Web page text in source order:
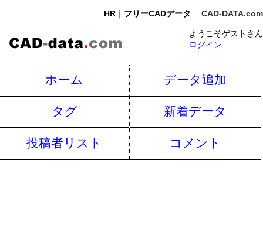
HR｜フリーCADデータ CAD-DATA.com
ようこそゲストさん
ログイン
ホーム データ追加
タグ 新着データ
投稿者リスト コメント